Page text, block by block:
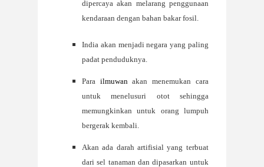
dipercaya akan melarang penggunaan
kendaraan dengan bahan bakar fosil.
India akan menjadi negara yang paling
padat penduduknya.
Para ilmuwan akan menemukan cara
untuk menelusuri otot sehingga
memungkinkan untuk orang lumpuh
bergerak kembali.
Akan ada darah artifisial yang terbuat
dari sel tanaman dan dipasarkan untuk